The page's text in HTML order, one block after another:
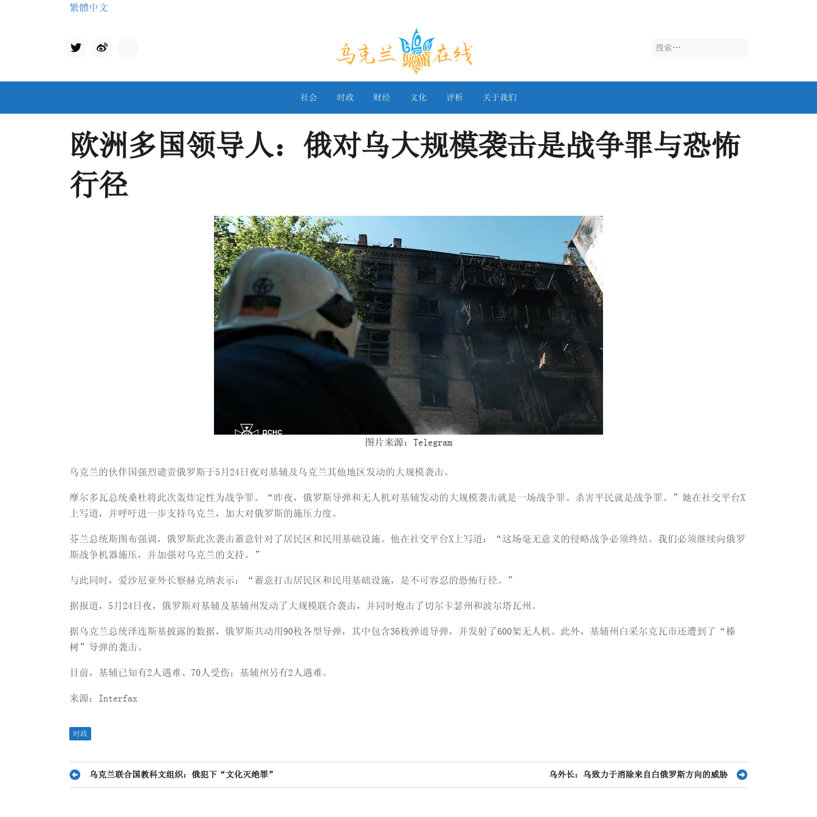
繁體中文
Twit
乌克兰在线
搜
社会 时政 财经 文化 评析 关于我们
欧洲多国领导人：俄对乌大规模袭击是战争罪与恐怖
行径
图片来源：Telegram
乌克兰的伙伴国强烈谴责俄罗斯于5月24日夜对基辅及乌克兰其他地区发动的大规模袭击。
摩尔多瓦总统桑杜将此次轰炸定性为战争罪。“昨夜，俄罗斯导弹和无人机对基辅发动的大规模袭击就是一场战争罪。杀害平民就是战争罪。”她在社交平台X
上写道，并呼吁进一步支持乌克兰，加大对俄罗斯的施压力度。
芬兰总统斯图布强调，俄罗斯此次袭击蓄意针对了居民区和民用基础设施。他在社交平台X上写道：“这场毫无意义的侵略战争必须终结。我们必须继续向俄罗
斯战争机器施压，并加强对乌克兰的支持。”
与此同时，爱沙尼亚外长察赫克纳表示：“蓄意打击居民区和民用基础设施，是不可容忍的恐怖行径。”
据报道，5月24日夜，俄罗斯对基辅及基辅州发动了大规模联合袭击，并同时炮击了切尔卡瑟州和波尔塔瓦州。
据乌克兰总统泽连斯基披露的数据，俄罗斯共动用90枚各型导弹，其中包含36枚弹道导弹，并发射了600架无人机。此外，基辅州白采尔克瓦市还遭到了“榛
树”导弹的袭击。
目前，基辅已知有2人遇难、70人受伤；基辅州另有2人遇难。
来源：Interfax
时政
文
乌克兰联合国教科文组织：俄犯下“文化灭绝罪” 乌外长：乌致力于消除来自白俄罗斯方向的威胁